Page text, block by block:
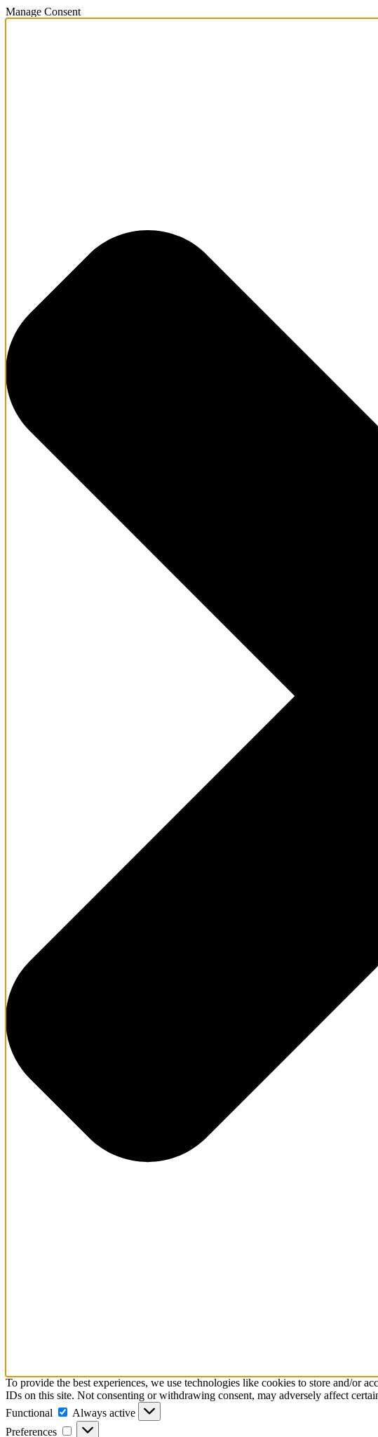
Manage Consent
To provide the best experiences, we use technologies like cookies to store and/or
IDs on this site. Not consenting or withdrawing consent, may adversely affect
Functional
Functional
Always active
Preferences
Preferences